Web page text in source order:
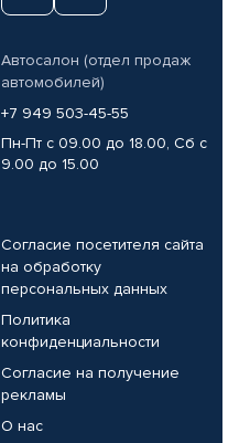
Автосалон (отдел продаж
автомобилей)
+7 949 503-45-55
Пн-Пт с 09.00 до 18.00, Сб с
9.00 до 15.00
Согласие посетителя сайта
на обработку
персональных данных
Политика
конфиденциальности
Согласие на получение
рекламы
О нас